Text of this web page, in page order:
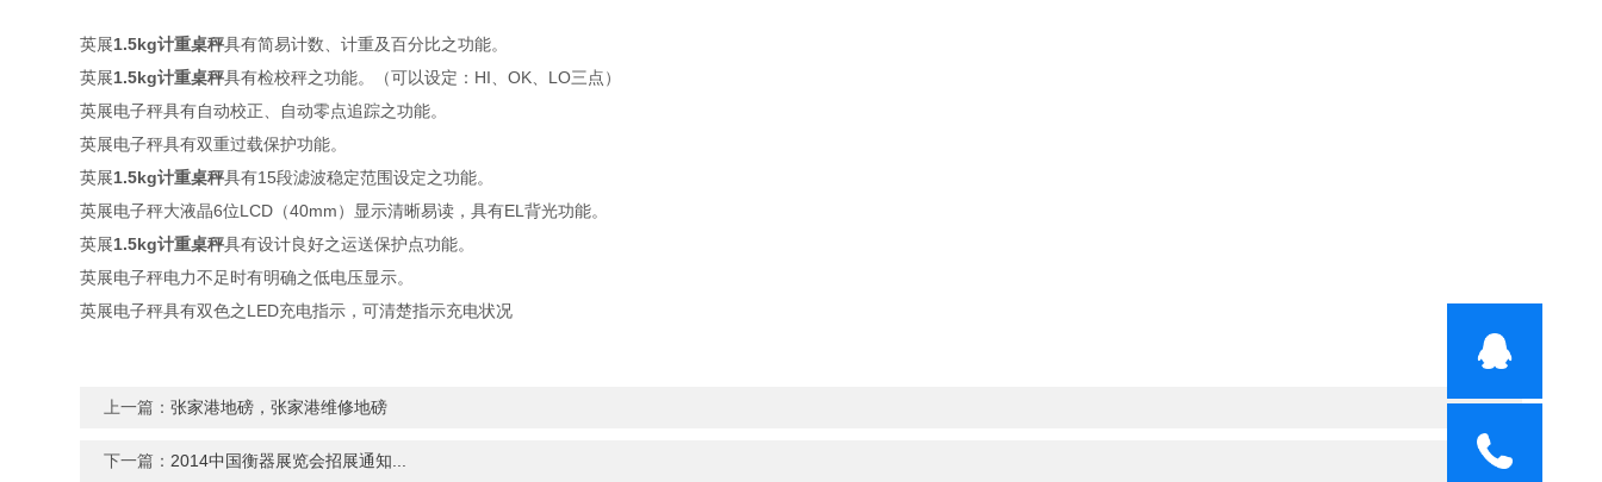
英展1.5kg计重桌秤具有简易计数、计重及百分比之功能。
英展1.5kg计重桌秤具有检校秤之功能。（可以设定：HI、OK、LO三点）
英展电子秤具有自动校正、自动零点追踪之功能。
英展电子秤具有双重过载保护功能。
英展1.5kg计重桌秤具有15段滤波稳定范围设定之功能。
英展电子秤大液晶6位LCD（40mm）显示清晰易读，具有EL背光功能。
英展1.5kg计重桌秤具有设计良好之运送保护点功能。
英展电子秤电力不足时有明确之低电压显示。
英展电子秤具有双色之LED充电指示，可清楚指示充电状况
上一篇：张家港地磅，张家港维修地磅
下一篇： 2014中国衡器展览会招展通知...